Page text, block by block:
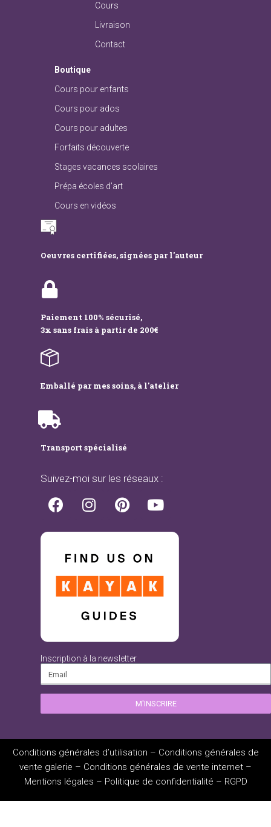
Cours
Livraison
Contact
Boutique
Cours pour enfants
Cours pour ados
Cours pour adultes
Forfaits découverte
Stages vacances scolaires
Prépa écoles d’art
Cours en vidéos
Oeuvres certifiées, signées par l'auteur
Paiement 100% sécurisé,
3x sans frais à partir de 200€
Emballé par mes soins, à l'atelier
Transport spécialisé
Suivez-moi sur les réseaux :
Inscription à la newsletter
M'INSCRIRE
Conditions générales d’utilisation – Conditions générales de
vente galerie – Conditions générales de vente internet –
Mentions légales – Politique de confidentialité – RGPD